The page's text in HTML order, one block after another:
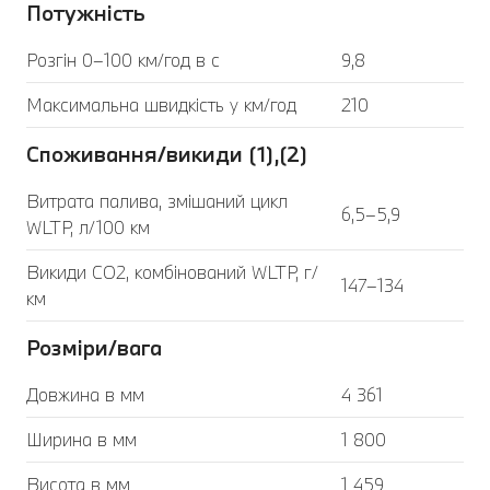
Потужність
Розгін 0–100 км/год в с
9,8
Максимальна швидкість у км/год
210
Споживання/викиди (1),(2)
Витрата палива, змішаний цикл
WLTP, л/100 км
6,5–5,9
Викиди CO2, комбінований WLTP, г/
км
147–134
Розміри/вага
Довжина в мм
4 361
Ширина в мм
1 800
Висота в мм
1 459